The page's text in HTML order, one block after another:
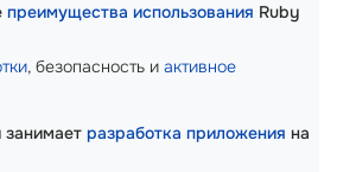
преимущества использования Ruby
, безопасность и активное
разработка приложения на